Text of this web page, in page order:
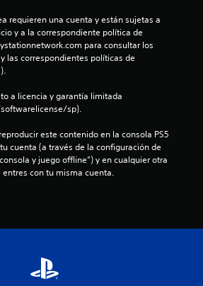
requieren una cuenta y están sujetas a
y a la correspondiente política de
para consultar los
las correspondientes políticas de
a licencia y garantía limitada
sp).
este contenido en la consola PS5
cuenta (a través de la configuración de
y juego offline”) y en cualquier otra
entres con tu misma cuenta.